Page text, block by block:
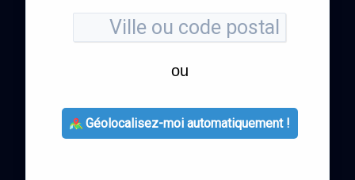
ou
Géolocalisez-moi automatiquement !